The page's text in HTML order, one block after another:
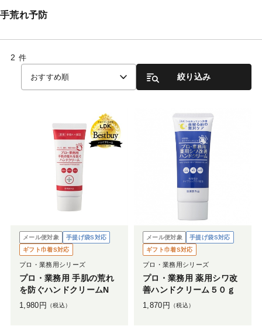
手荒れ予防
2 件
おすすめ順 絞り込み
メール便対象
手提げ袋S対応
ギフト巾着S対応
プロ・業務用シリーズ
プロ・業務用 手肌の荒れ
を防ぐハンドクリームN
1,980 円 （税込）
メール便対象
手提げ袋S対応
ギフト巾着S対応
プロ・業務用シリーズ
プロ・業務用 薬用シワ改
善ハンドクリーム５０ｇ
1,870 円 （税込）